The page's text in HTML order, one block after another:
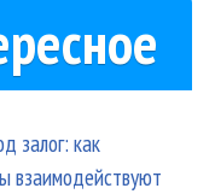
залог: как
взаимодействуют